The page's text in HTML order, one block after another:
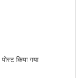
पोस्ट किया गया